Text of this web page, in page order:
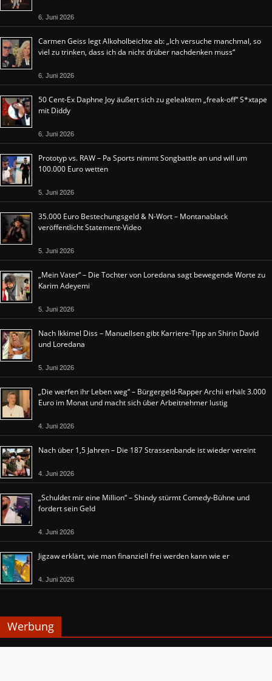
6. Juni 2026
Carmen Geiss legt Alkoholbeichte ab: „Ich versuche manchmal, so
viel zu trinken, dass ich da nicht drüber nachdenken muss“
6. Juni 2026
50 Cent-Ex Daphne Joy äußert sich zu geleaktem „freak-off“ S*xtape
mit Diddy
6. Juni 2026
Prototyp vs. RAW – Pa Sports nimmt Songbattle an und will um
100.000 Euro wetten
5. Juni 2026
35.000 Euro Bestechungsgeld & N-Wort – Montanablack
veröffentlicht Statement-Video
5. Juni 2026
„Mein Vater“ – Die Tochter von Loredana sagt bewegende Worte zu
Karim Adeyemi
5. Juni 2026
Nach Ikkimel Diss – Manuellsen gibt Karriere-Tipp an Shirin David
und Loredana
5. Juni 2026
„Die werfen ihr Leben weg“ – Bürgergeld-Rapper Archii erhält 3.000
Euro im Monat und macht sich über Arbeitnehmer lustig
4. Juni 2026
Nach über 1,5 Jahren – Die 187 Strassenbande ist wieder vereint
4. Juni 2026
„Schuldet mir eine Million“ – Shindy stürmt Comedy-Bühne und
fordert sein Geld
4. Juni 2026
Jigzaw erklärt, wie man finanziell frei werden kann wie er
4. Juni 2026
Werbung